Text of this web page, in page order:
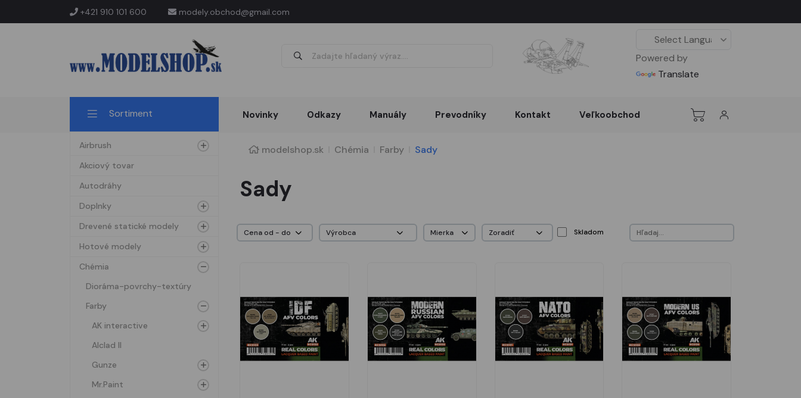
+421 910 101 600 modely.obchod@gmail.com
Powered by
Translate
Novinky Odkazy Manuály Prevodníky Kontakt Veľkoobchod
Sortiment
Airbrush
Akciový tovar
Autodráhy
Doplnky
Drevené statické modely
Hotové modely
Chémia
Dioráma-povrchy-textúry
Farby
AK interactive
Alclad II
Gunze
Mr.Paint
modelshop.sk Chémia Farby Sady
Sady
Skladom